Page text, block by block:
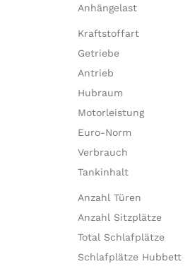
Anhängelast
Kraftstoffart
Getriebe
Antrieb
Hubraum
Motorleistung
Euro-Norm
Verbrauch
Tankinhalt
Anzahl Türen
Anzahl Sitzplätze
Total Schlafplätze
Schlafplätze Hubbett